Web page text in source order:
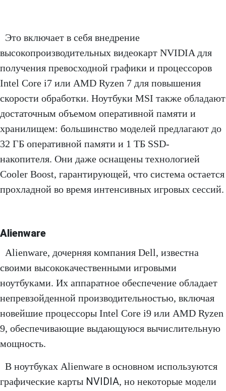
Это включает в себя внедрение
высокопроизводительных видеокарт NVIDIA для
получения превосходной графики и процессоров
Intel Core i7 или AMD Ryzen 7 для повышения
скорости обработки. Ноутбуки MSI также обладают
достаточным объемом оперативной памяти и
хранилищем: большинство моделей предлагают до
32 ГБ оперативной памяти и 1 ТБ SSD-
накопителя. Они даже оснащены технологией
Cooler Boost, гарантирующей, что система остается
прохладной во время интенсивных игровых сессий.
Alienware
Alienware, дочерняя компания Dell, известна
своими высококачественными игровыми
ноутбуками. Их аппаратное обеспечение обладает
непревзойденной производительностью, включая
новейшие процессоры Intel Core i9 или AMD Ryzen
9, обеспечивающие выдающуюся вычислительную
мощность.
В ноутбуках Alienware в основном используются
графические карты NVIDIA, но некоторые модели